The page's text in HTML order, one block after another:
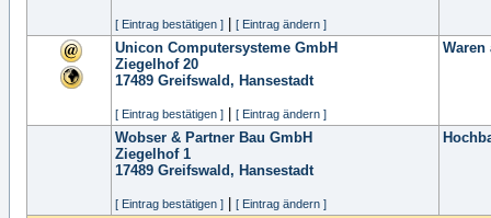
[ Eintrag bestätigen ] [ Eintrag ändern ]
Unicon Computersysteme GmbH
Ziegelhof 20
17489 Greifswald, Hansestadt
[ Eintrag bestätigen ] [ Eintrag ändern ]
Waren
Wobser & Partner Bau GmbH
Ziegelhof 1
17489 Greifswald, Hansestadt
[ Eintrag bestätigen ] [ Eintrag ändern ]